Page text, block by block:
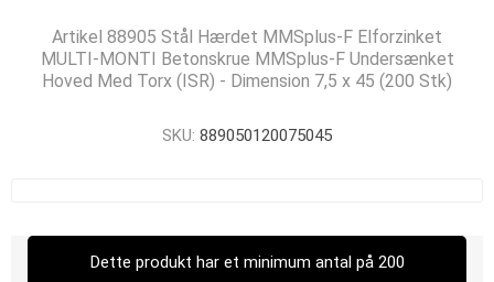
Artikel 88905 Stål Hærdet MMSplus-F Elforzinket
MULTI-MONTI Betonskrue MMSplus-F Undersænket
Hoved Med Torx (ISR) - Dimension 7,5 x 45 (200 Stk)
SKU: 889050120075045
Dette produkt har et minimum antal på 200